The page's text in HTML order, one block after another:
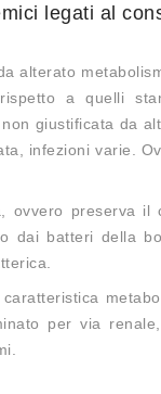
legati al
alterato
a quelli
giustificata da
infezioni varie.
ovvero preserva
dai batteri della
per via